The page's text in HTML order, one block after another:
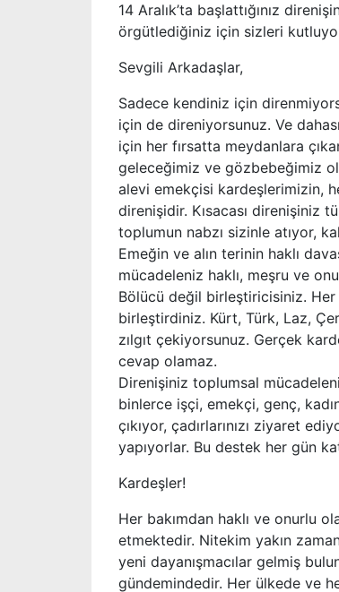
14 Aralık’ta başlattığınız
örgütlediğiniz için sizleri
Sevgili Arkadaşlar,
Sadece kendiniz için
için de direniyorsunuz. Ve
için her fırsatta meydanlara
geleceğimiz ve gözbebeğimiz
alevi emekçisi kardeşlerimizin,
direnişidir. Kısacası direnişiniz
toplumun nabzı sizinle atıyor,
Emeğin ve alın terinin haklı
mücadeleniz haklı, meşru ve
Bölücü değil birleştiricisiniz.
birleştirdiniz. Kürt, Türk, Laz,
zılgıt çekiyorsunuz. Gerçek
cevap olamaz.
Direnişiniz toplumsal
binlerce işçi, emekçi, genç,
çıkıyor, çadırlarınızı ziyaret
yapıyorlar. Bu destek her gün
Kardeşler!
Her bakımdan haklı ve onurlu
etmektedir. Nitekim yakın
yeni dayanışmacılar gelmiş
gündemindedir. Her ülkede ve